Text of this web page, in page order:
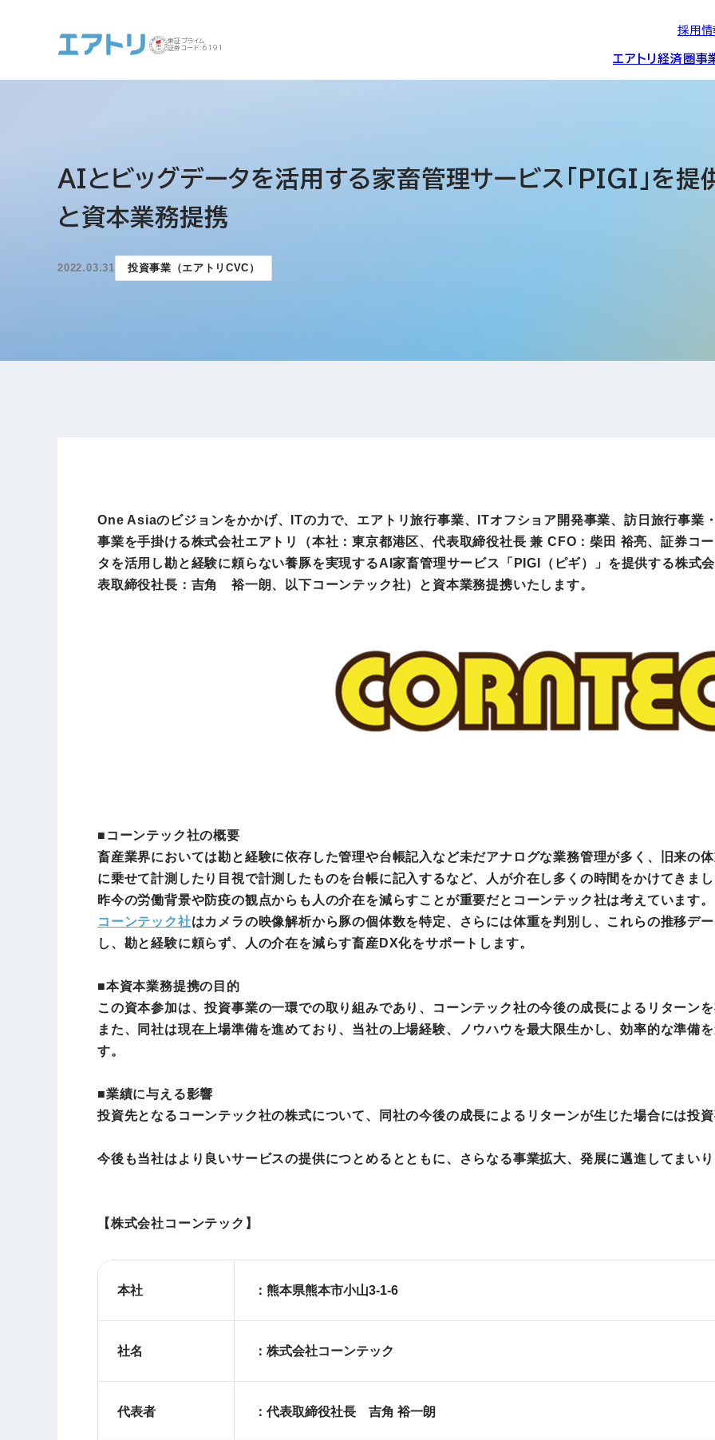
東証プライム
証券コード:6191
採用情
エアトリ経済圏 事
ス事業
事業
事業
ポータルサイト事業
AIロボット事業
ゴルフライフサ
約束/行動指針
IRお問い合わせ 免責事項
ップ
スポンサーシップ
AIとビッグデータを活用する家畜管理サービス「PIGI」を提
と資本業務提携
2022.03.31 投資事業（エアトリCVC）
One Asiaのビジョンをかかげ、ITの力で、エアトリ旅行事業、ITオフショア開発事業、訪日旅行事業
事業を手掛ける株式会社エアトリ（本社：東京都港区、代表取締役社長 兼 CFO：柴田 裕亮、証券コ
タを活用し勘と経験に頼らない養豚を実現するAI家畜管理サービス「PIGI（ピギ）」を提供する株式
表取締役社長：吉角 裕一朗、以下コーンテック社）と資本業務提携いたします。
■コーンテック社の概要
畜産業界においては勘と経験に依存した管理や台帳記入など未だアナログな業務管理が多く、旧来の
に乗せて計測したり目視で計測したものを台帳に記入するなど、人が介在し多くの時間をかけてきま
昨今の労働背景や防疫の観点からも人の介在を減らすことが重要だとコーンテック社は考えています。
コーンテック社はカメラの映像解析から豚の個体数を特定、さらには体重を判別し、これらの推移デ
し、勘と経験に頼らず、人の介在を減らす畜産DX化をサポートします。
■本資本業務提携の目的
この資本参加は、投資事業の一環での取り組みであり、コーンテック社の今後の成長によるリターン
また、同社は現在上場準備を進めており、当社の上場経験、ノウハウを最大限生かし、効率的な準備
す。
■業績に与える影響
投資先となるコーンテック社の株式について、同社の今後の成長によるリターンが生じた場合には投
今後も当社はより良いサービスの提供につとめるとともに、さらなる事業拡大、発展に邁進してまい
【株式会社コーンテック 】
本社 ：熊本県熊本市小山3-1-6
社名 ：株式会社コーンテック
代表者 ：代表取締役社長 吉角 裕一朗